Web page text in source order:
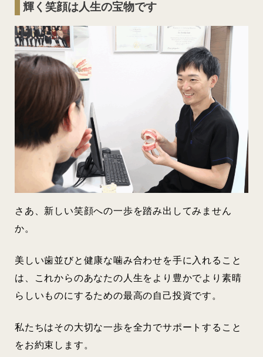
輝く笑顔は人生の宝物です
さあ、新しい笑顔への一歩を踏み出してみません
か。
美しい歯並びと健康な噛み合わせを手に入れること
は、これからのあなたの人生をより豊かでより素晴
らしいものにするための最高の自己投資です。
私たちはその大切な一歩を全力でサポートすること
をお約束します。